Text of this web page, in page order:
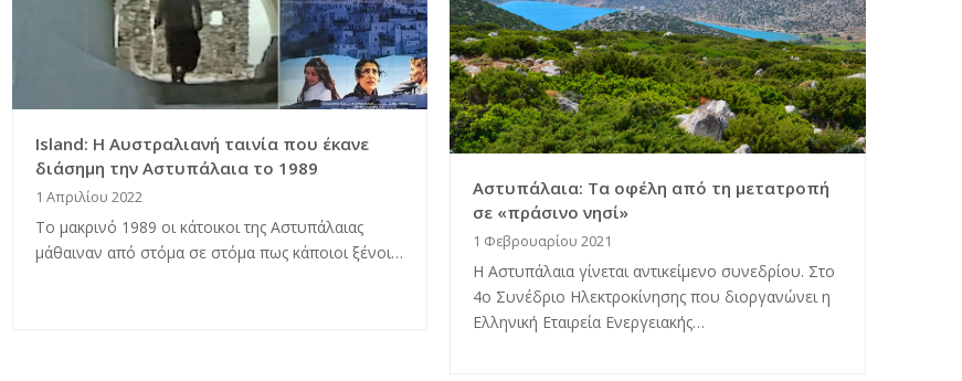
Island: Η Αυστραλιανή ταινία που έκανε
διάσημη την Αστυπάλαια το 1989
1 Απριλίου 2022
Το μακρινό 1989 οι κάτοικοι της Αστυπάλαιας
μάθαιναν από στόμα σε στόμα πως κάποιοι ξένοι…
Αστυπάλαια: Τα οφέλη από τη μετατροπή
σε «πράσινο νησί»
1 Φεβρουαρίου 2021
Η Αστυπάλαια γίνεται αντικείμενο συνεδρίου. Στο
4ο Συνέδριο Ηλεκτροκίνησης που διοργανώνει η
Ελληνική Εταιρεία Ενεργειακής…